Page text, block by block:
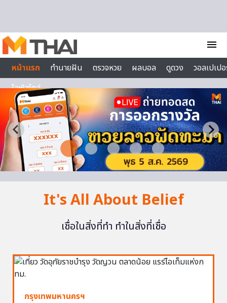
menu
หน้าแรก
ทำนายฝัน ตรวจหวย ผลบอล ดูดวง
วอลเปเป
ไลฟ์สไตล์
It's All About Belief
เชื่อในสิ่งที่ทำ ทำในสิ่งที่เชื่อ
กรุงเทพมหานครฯ